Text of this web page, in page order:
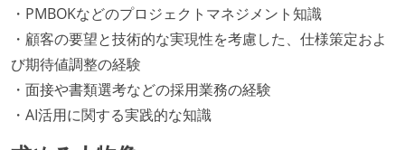
・PMBOKなどのプロジェクトマネジメント知識
・顧客の要望と技術的な実現性を考慮した、仕様策定およ
び期待値調整の経験
・面接や書類選考などの採用業務の経験
・AI活用に関する実践的な知識